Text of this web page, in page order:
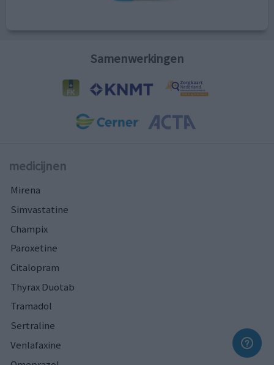
Samenwerkingen
medicijnen
Mirena
Simvastatine
Champix
Paroxetine
Citalopram
Thyrax Duotab
Tramadol
Sertraline
Venlafaxine